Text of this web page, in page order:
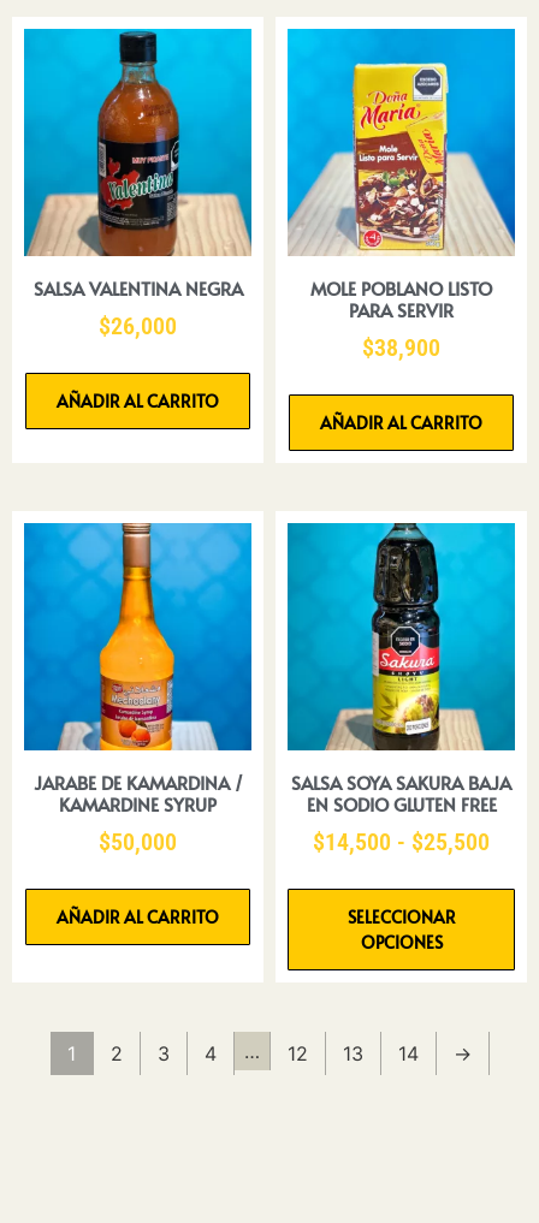
SALSA VALENTINA NEGRA
$26,000
AÑADIR AL CARRITO
MOLE POBLANO LISTO
PARA SERVIR
$38,900
AÑADIR AL CARRITO
JARABE DE KAMARDINA /
KAMARDINE SYRUP
$50,000
AÑADIR AL CARRITO
SALSA SOYA SAKURA BAJA
EN SODIO GLUTEN FREE
$14,500 - $25,500
SELECCIONAR
OPCIONES
1 2 3 4 … 12 13 14 →